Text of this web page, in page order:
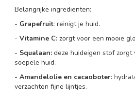
Belangrijke ingrediënten:
- Grapefruit: reinigt je huid.
- Vitamine C: zorgt voor een mooie
- Squalaan: deze huideigen stof zorgt
soepele huid.
- Amandelolie en cacaoboter:
verzachten fijne lijntjes.